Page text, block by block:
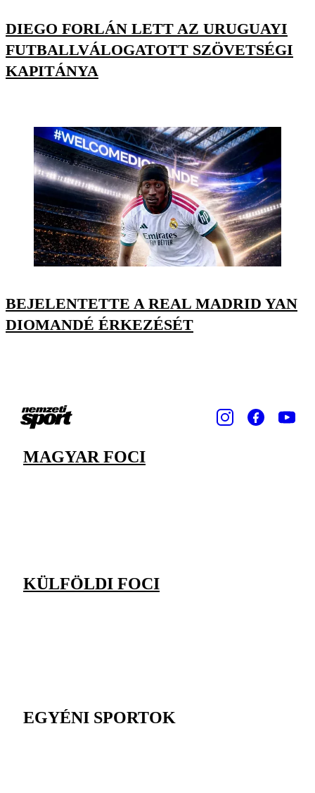
DIEGO FORLÁN LETT AZ URUGUAYI
FUTBALLVÁLOGATOTT SZÖVETSÉGI
KAPITÁNYA
BEJELENTETTE A REAL MADRID YAN
DIOMANDÉ ÉRKEZÉSÉT
MAGYAR FOCI
KÜLFÖLDI FOCI
EGYÉNI SPORTOK